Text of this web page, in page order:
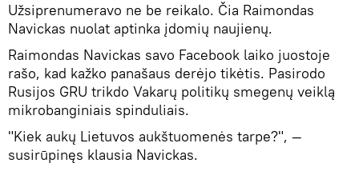
Užsiprenumeravo ne be reikalo. Čia Raimondas
Navickas nuolat aptinka įdomių naujienų.
Raimondas Navickas savo Facebook laiko juostoje
rašo, kad kažko panašaus derėjo tikėtis. Pasirodo
Rusijos GRU trikdo Vakarų politikų smegenų veiklą
mikrobanginiais spinduliais.
"Kiek aukų Lietuvos aukštuomenės tarpe?", —
susirūpinęs klausia Navickas.